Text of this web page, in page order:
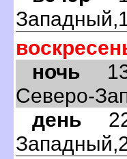
ночь
Северо-
день